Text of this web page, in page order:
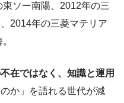
ソー南陽、2012年の三
2014年の三菱マテリア
在ではなく、知識と運用
か」を語れる世代が減